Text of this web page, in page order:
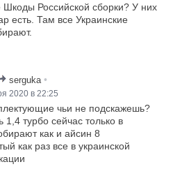
Российской сборки? У них
есть. Там все Украинские
serguka •
2020 в 22:25
чьи не подскажешь?
1,4 турбо сейчас только в
как и айсин 8
как раз все в украинской